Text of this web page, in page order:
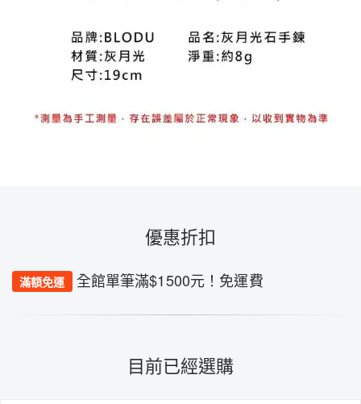
優惠折扣
滿額免運 全館單筆滿$1500元！免運費
目前已經選購